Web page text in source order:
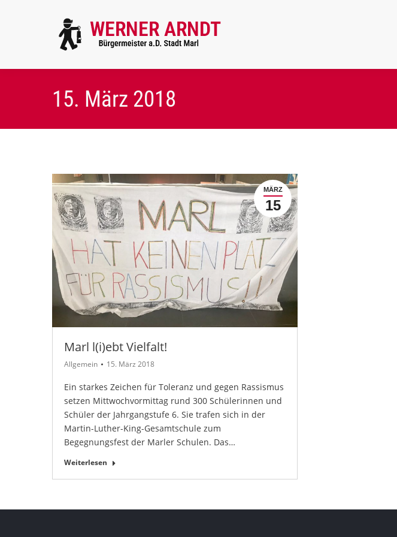
15. März 2018
MÄRZ
15
Marl l(i)ebt Vielfalt!
Allgemein 15. März 2018
Ein starkes Zeichen für Toleranz und gegen Rassismus
setzen Mittwochvormittag rund 300 Schülerinnen und
Schüler der Jahrgangstufe 6. Sie trafen sich in der
Martin-Luther-King-Gesamtschule zum
Begegnungsfest der Marler Schulen. Das…
Weiterlesen